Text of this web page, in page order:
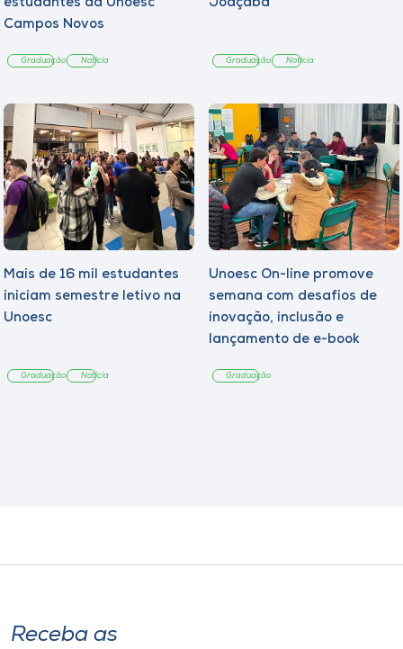
estudantes da Unoesc
Campos Novos
Graduação Notícia
Joaçaba
Graduação Notícia
Mais de 16 mil estudantes
iniciam semestre letivo na
Unoesc
Graduação Notícia
Unoesc On-line promove
semana com desafios de
inovação, inclusão e
lançamento de e-book
Graduação
Receba as